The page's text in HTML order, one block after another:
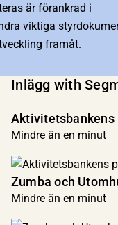
är förankrad i
viktiga
framåt.
Inlägg with
Aktivitetsbankens
Mindre än en minut
Zumba och
Mindre än en minut